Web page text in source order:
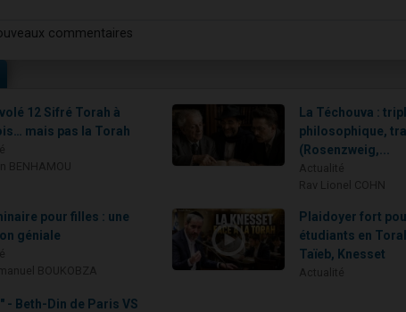
commentaires
volé 12 Sifré Torah à
mais pas la Torah
La Téchouva :
philosophique,
(Rosenzweig,...
pour filles : une
géniale
Plaidoyer fort
étudiants en
Taïeb, Knesset
- Beth-Din de Paris VS